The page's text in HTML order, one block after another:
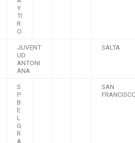
Y
TI
R
O
JUVENT
UD
ANTONI
ANA
SALTA
S
P.
B
E
L
G
R
A
SAN